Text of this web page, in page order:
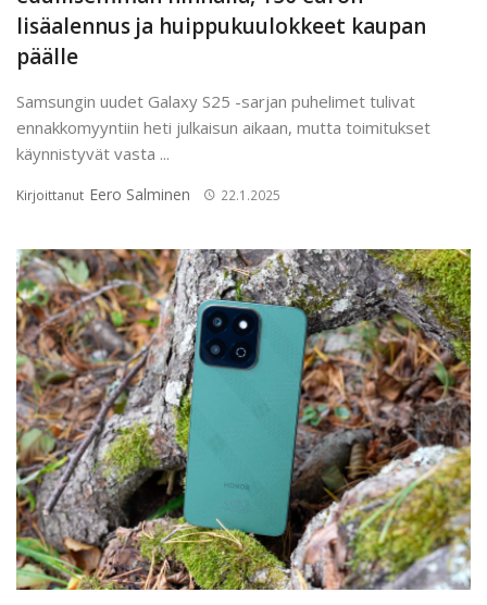
lisäalennus ja huippukuulokkeet kaupan
päälle
Samsungin uudet Galaxy S25 -sarjan puhelimet tulivat
ennakkomyyntiin heti julkaisun aikaan, mutta toimitukset
käynnistyvät vasta ...
Kirjoittanut Eero Salminen 22.1.2025